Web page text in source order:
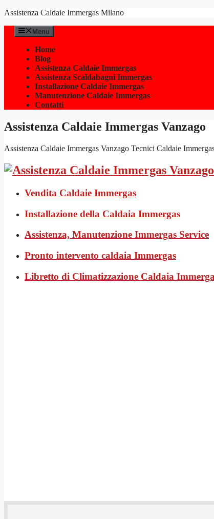
Vai
contenuto
Assistenza Caldaie Immergas Milano
Menu
Home
Blog
Assistenza Caldaie Immergas
Assistenza Scaldabagni Immergas
Installazione Caldaie Immergas
Manutenzione Caldaie Immergas
Contatti
Assistenza Caldaie Immergas Vanzago
Assistenza Caldaie Immergas Vanzago Tecnici Caldaie
Vendita Caldaie Immergas
Installazione della Caldaia Immergas
Assistenza, Manutenzione Immergas Service
Pronto intervento caldaia Immergas
Libretto di Climatizzazione Caldaia